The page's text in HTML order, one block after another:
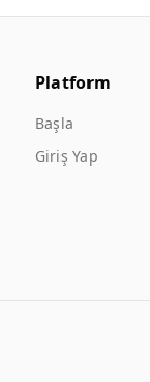
Platform
Başla
Giriş Yap